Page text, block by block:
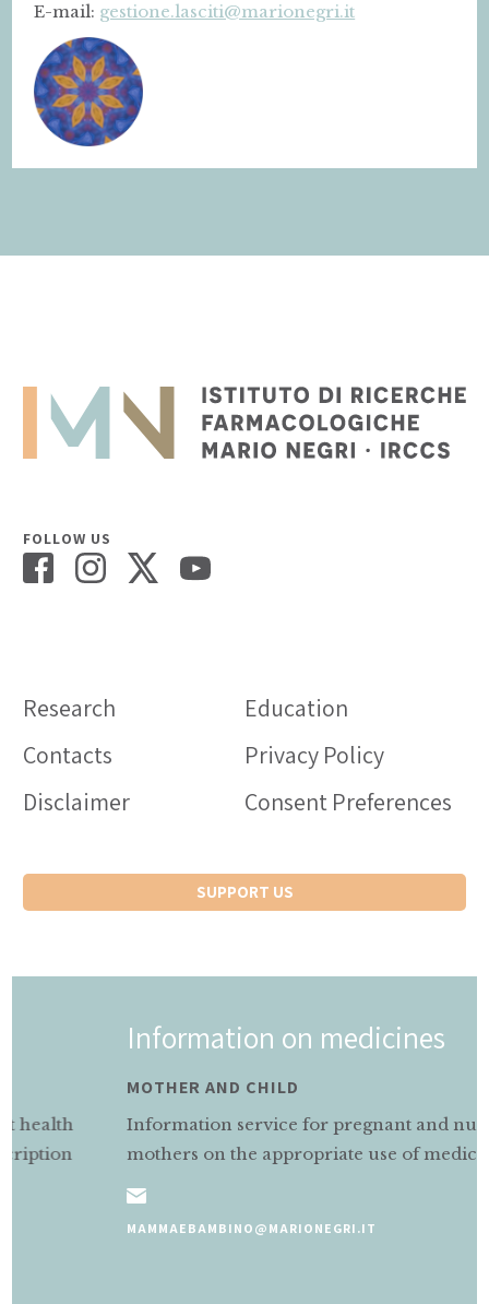
E-mail: gestione.lasciti@marionegri.it
FOLLOW US
Research
Education
Contacts
Privacy Policy
Disclaimer
Consent Preferences
SUPPORT US
Information on medicines
MOTHER AND CHILD
Information service for pregnant and nursing
mothers on the appropriate use of medicines.
MAMMAEBAMBINO@MARIONEGRI.IT